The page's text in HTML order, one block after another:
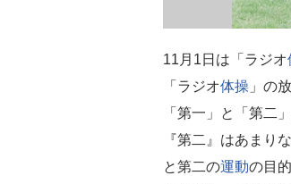
11月1日は「ラジオ
「ラジオ体操 」の
「第一」と「第二
『第二』はあまり
と第二の運動の目